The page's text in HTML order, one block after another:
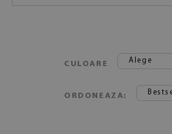
CULOARE Alege
ORDONEAZA: